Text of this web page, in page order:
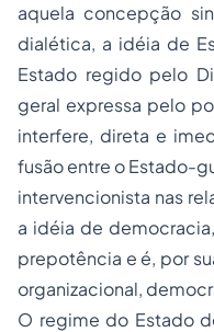
aquela concepção
dialética, a idéia de
Estado regido pelo
geral expressa pelo
interfere, direta e
fusão entre o Estado-
intervencionista nas
a idéia de
prepotência e é, por
organizacional,
O regime do Estado